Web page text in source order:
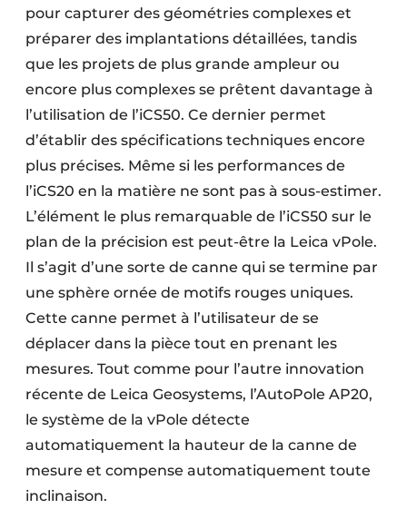
pour capturer des géométries complexes et
préparer des implantations détaillées, tandis
que les projets de plus grande ampleur ou
encore plus complexes se prêtent davantage à
l’utilisation de l’iCS50. Ce dernier permet
d’établir des spécifications techniques encore
plus précises. Même si les performances de
l’iCS20 en la matière ne sont pas à sous-estimer.
L’élément le plus remarquable de l’iCS50 sur le
plan de la précision est peut-être la Leica vPole.
Il s’agit d’une sorte de canne qui se termine par
une sphère ornée de motifs rouges uniques.
Cette canne permet à l’utilisateur de se
déplacer dans la pièce tout en prenant les
mesures. Tout comme pour l’autre innovation
récente de Leica Geosystems, l’AutoPole AP20,
le système de la vPole détecte
automatiquement la hauteur de la canne de
mesure et compense automatiquement toute
inclinaison.